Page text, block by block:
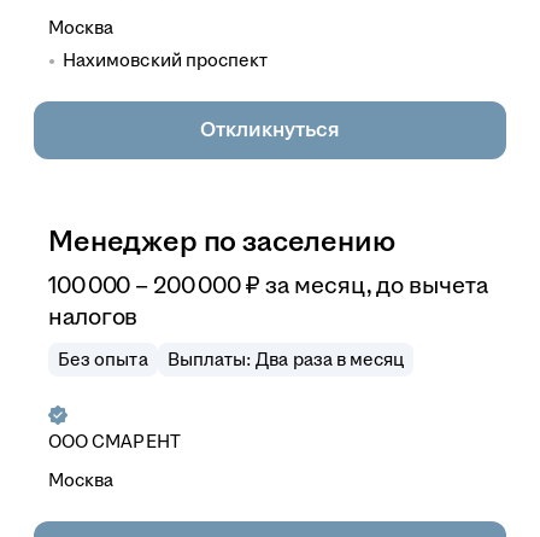
Москва
Нахимовский проспект
Откликнуться
Менеджер по заселению
100 000 – 200 000₽ за месяц,до вычета
налогов
Без опыта Выплаты: Два раза в месяц
ОООСМАРЕНТ
Москва